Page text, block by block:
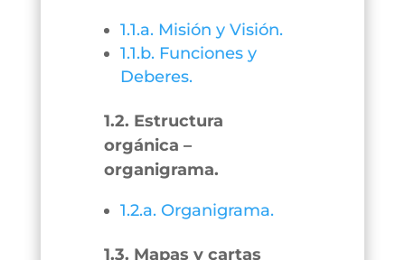
1.1.a. Misión y Visión.
1.1.b. Funciones y
Deberes.
1.2. Estructura
orgánica –
organigrama.
1.2.a. Organigrama.
1.3. Mapas y cartas